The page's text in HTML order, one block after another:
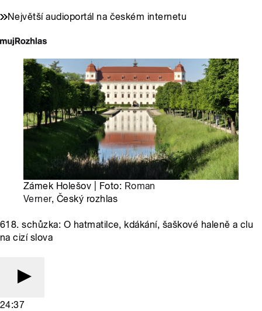
Největší audioportál na českém internetu
Zámek Holešov | Foto: Roman
Verner, Český rozhlas
618. schůzka: O hatmatilce, kdákání, šaškové haleně a clu
na cizí slova
24:37